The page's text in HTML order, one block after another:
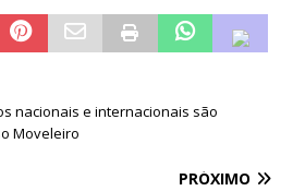
nacionais e internacionais são
Moveleiro
PRÓXIMO